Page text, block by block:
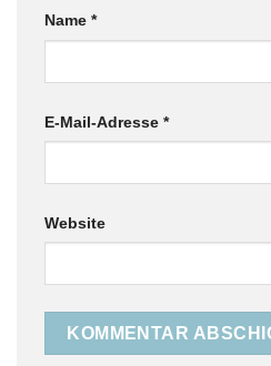
Name *
E-Mail-Adresse *
Website